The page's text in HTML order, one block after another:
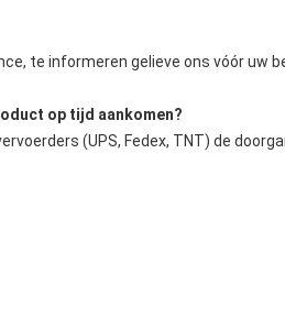
te informeren gelieve ons vóór uw
op tijd aankomen?
(UPS, Fedex, TNT) de